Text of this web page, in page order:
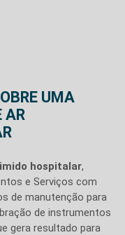
UMA
AR
hospitalar,
e Serviços com
de manutenção para
de instrumentos
gera resultado para